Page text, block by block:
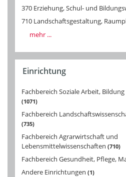
370 Erziehung, Schul- und
710 Landschaftsgestaltung,
mehr ...
Einrichtung
Fachbereich Soziale Arbeit,
1071
Fachbereich
735
Fachbereich Agrarwirtschaft und
Lebensmittelwissenschaften 710
Fachbereich Gesundheit, Pflege,
Andere Einrichtungen 1